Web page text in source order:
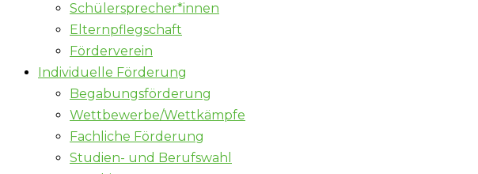
Schülersprecher*innen
Elternpflegschaft
Förderverein
Individuelle Förderung
Begabungsförderung
Wettbewerbe/Wettkämpfe
Fachliche Förderung
Studien- und Berufswahl